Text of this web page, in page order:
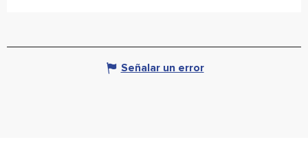
Señalar un error